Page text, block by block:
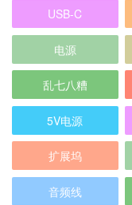
USB-C
电源
乱七八糟
5V电源
扩展坞
音频线